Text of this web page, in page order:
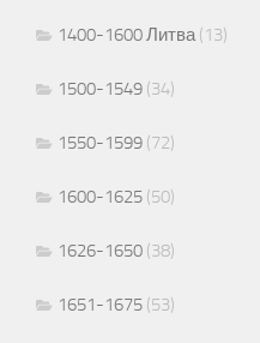
1400-1600 Литва(13)
1500-1549 (34)
1550-1599 (72)
1600-1625 (50)
1626-1650 (38)
1651-1675 (53)